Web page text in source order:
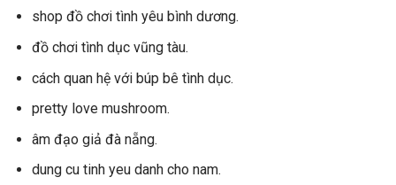
shop đồ chơi tình yêu bình dương.
đồ chơi tình dục vũng tàu.
cách quan hệ với búp bê tình dục.
pretty love mushroom.
âm đạo giả đà nẵng.
dung cu tinh yeu danh cho nam.